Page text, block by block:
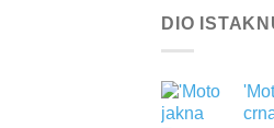
stranici
proizvoda
DIO